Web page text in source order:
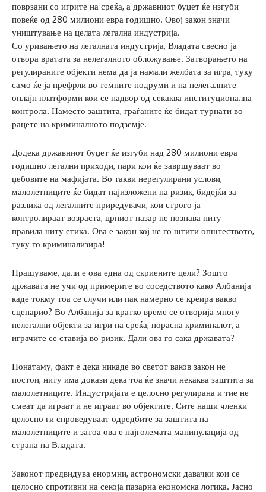
поврзани со игрите на среќа, а државниот буџет ќе изгуби
повеќе од 280 милиони евра годишно. Овој закон значи
уништување на целата легална индустрија.
Со уривањето на легалната индустрија, Владата свесно ја
отвора вратата за нелегалното обложување. Затворањето на
регулираните објекти нема да ја намали желбата за игра, туку
само ќе ја префрли во темните подруми и на нелегалните
онлајн платформи кои се надвор од секаква институционална
контрола. Наместо заштита, граѓаните ќе бидат турнати во
рацете на криминалното подземје.
Додека државниот буџет ќе изгуби над 280 милиони евра
годишно легални приходи, пари кои ќе завршуваат во
џебовите на мафијата. Во такви нерегулирани услови,
малолетниците ќе бидат најизложени на ризик, бидејќи за
разлика од легалните приредувачи, кои строго ја
контролираат возраста, црниот пазар не познава ниту
правила ниту етика. Ова е закон кој не го штити општеството,
туку го криминализира!
Прашуваме, дали е ова една од скриените цели? Зошто
државата не учи од примерите во соседството како Албанија
каде токму тоа се случи или пак намерно се креира вакво
сценарио? Во Албанија за кратко време се отворија многу
нелегални објекти за игри на среќа, порасна криминалот, а
играчите се ставија во ризик. Дали ова го сака државата?
Понатаму, факт е дека никаде во светот ваков закон не
постои, ниту има докази дека тоа ќе значи некаква заштита за
малолетниците. Индустријата е целосно регулирана и тие не
смеат да играат и не играат во објектите. Сите наши членки
целосно ги спроведуваат одредбите за заштита на
малолетниците и затоа ова е најголемата манипулација од
страна на Владата.
Законот предвидува енормни, астрономски давачки кои се
целосно спротивни на секоја пазарна економска логика. Јасно